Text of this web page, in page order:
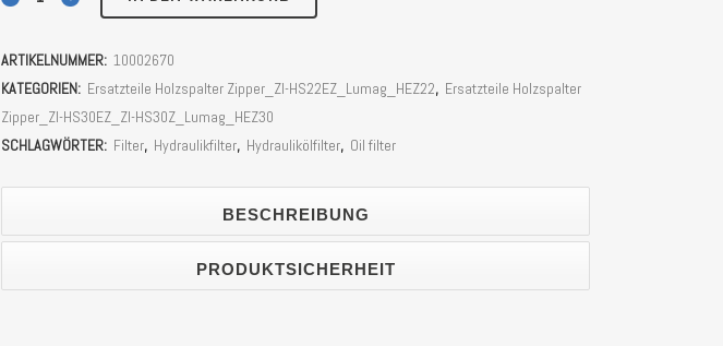
ZI-
HS22EZ,
HS30EZ,
ARTIKELNUMMER: 10002670
KATEGORIEN: Ersatzteile Holzspalter Zipper_ZI-HS22EZ_Lumag_HEZ22, Ersatzteile Holzspalter
Zipper_ZI-HS30EZ_ZI-HS30Z_Lumag_HEZ30
SCHLAGWÖRTER: Filter, Hydraulikfilter, Hydraulikölfilter, Oil filter
BESCHREIBUNG
PRODUKTSICHERHEIT